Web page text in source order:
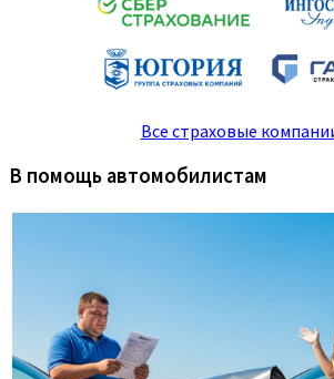
Все страховые
В помощь автомобилистам